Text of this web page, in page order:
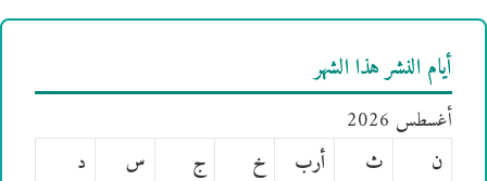
أيام النشر هذا الشهر
أغسطس 2026
ن
ث أرب خ ج س
د